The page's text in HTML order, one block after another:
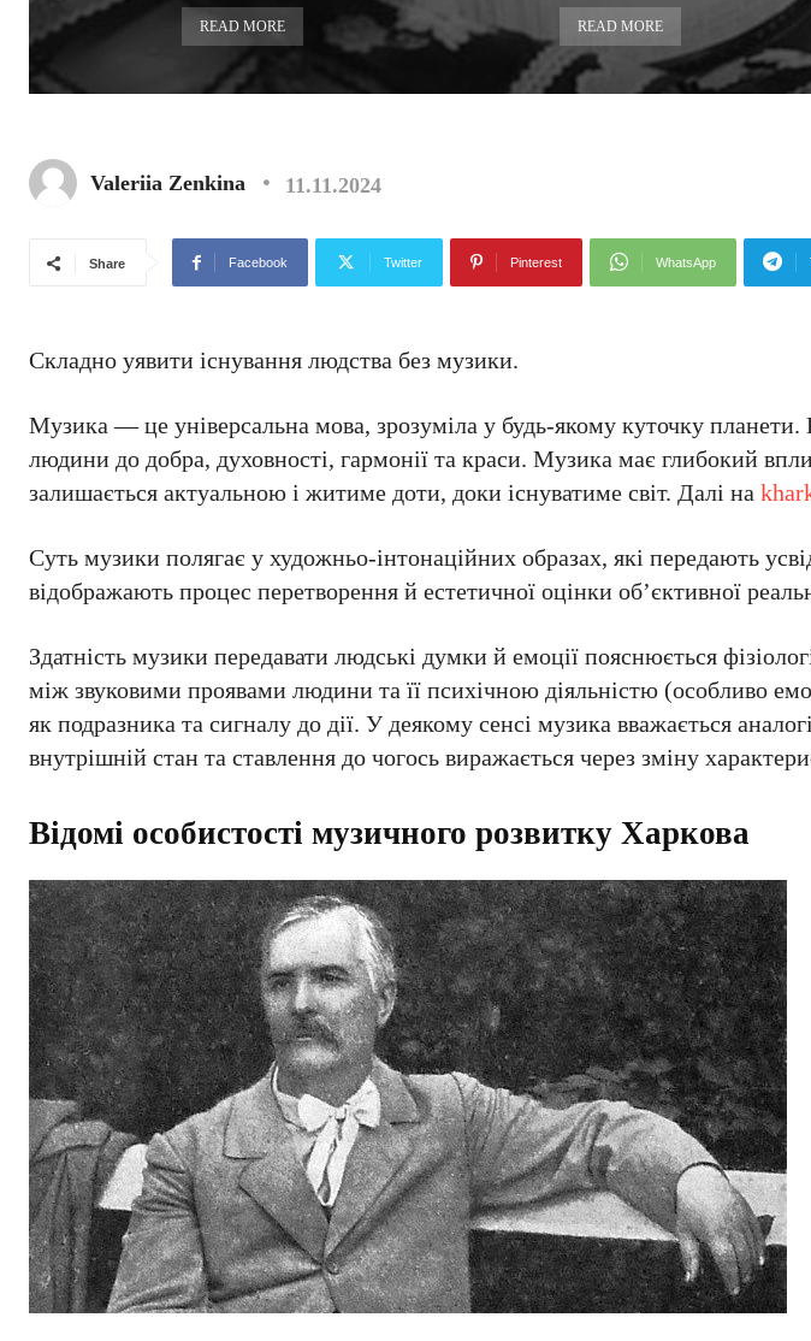
READ MORE READ MORE
Valeriia Zenkina 11.11.2024
Share Facebook Twitter Pinterest WhatsApp
Складно уявити існування людства без музики.
Музика — це універсальна мова, зрозуміла у будь-якому куточку
людини до добра, духовності, гармонії та краси. Музика має глибокий
залишається актуальною і житиме доти, доки існуватиме світ. Далі на
Суть музики полягає у художньо-інтонаційних образах, які передають
відображають процес перетворення й естетичної оцінки об’єктивної
Здатність музики передавати людські думки й емоції пояснюється
між звуковими проявами людини та її психічною діяльністю (особливо
як подразника та сигналу до дії. У деякому сенсі музика вважається
внутрішній стан та ставлення до чогось виражається через зміну
Відомі особистості музичного розвитку Харкова